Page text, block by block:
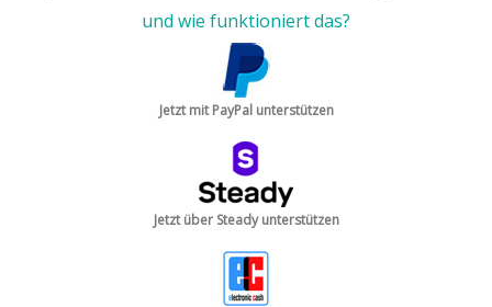
und wie funktioniert das?
Jetzt mit PayPal unterstützen
Jetzt über Steady unterstützen